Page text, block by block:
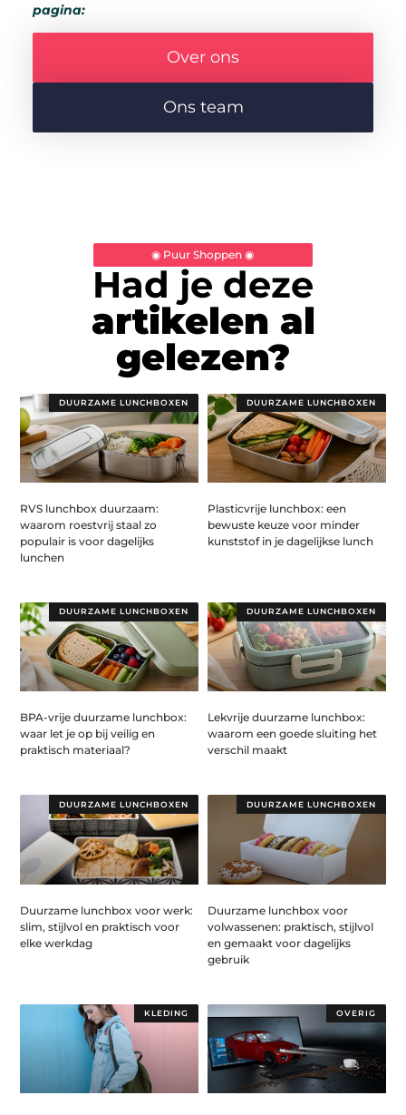
pagina:
Over ons
Ons team
◉ Puur Shoppen ◉
Had je deze
artikelen al
gelezen?
DUURZAME LUNCHBOXEN
RVS lunchbox duurzaam:
waarom roestvrij staal zo
populair is voor dagelijks
lunchen
DUURZAME LUNCHBOXEN
Plasticvrije lunchbox: een
bewuste keuze voor minder
kunststof in je dagelijkse lunch
DUURZAME LUNCHBOXEN
BPA-vrije duurzame lunchbox:
waar let je op bij veilig en
praktisch materiaal?
DUURZAME LUNCHBOXEN
Lekvrije duurzame lunchbox:
waarom een goede sluiting het
verschil maakt
DUURZAME LUNCHBOXEN
Duurzame lunchbox voor werk:
slim, stijlvol en praktisch voor
elke werkdag
DUURZAME LUNCHBOXEN
Duurzame lunchbox voor
volwassenen: praktisch, stijlvol
en gemaakt voor dagelijks
gebruik
KLEDING OVERIG